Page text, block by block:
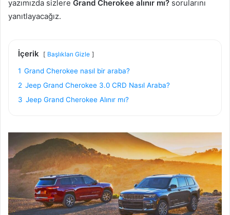
yazımızda sizlere Grand Cherokee alınır mı? sorularını
yanıtlayacağız.
İçerik Başlıkları Gizle
1 Grand Cherokee nasıl bir araba?
2 Jeep Grand Cherokee 3.0 CRD Nasıl Araba?
3 Jeep Grand Cherokee Alınır mı?